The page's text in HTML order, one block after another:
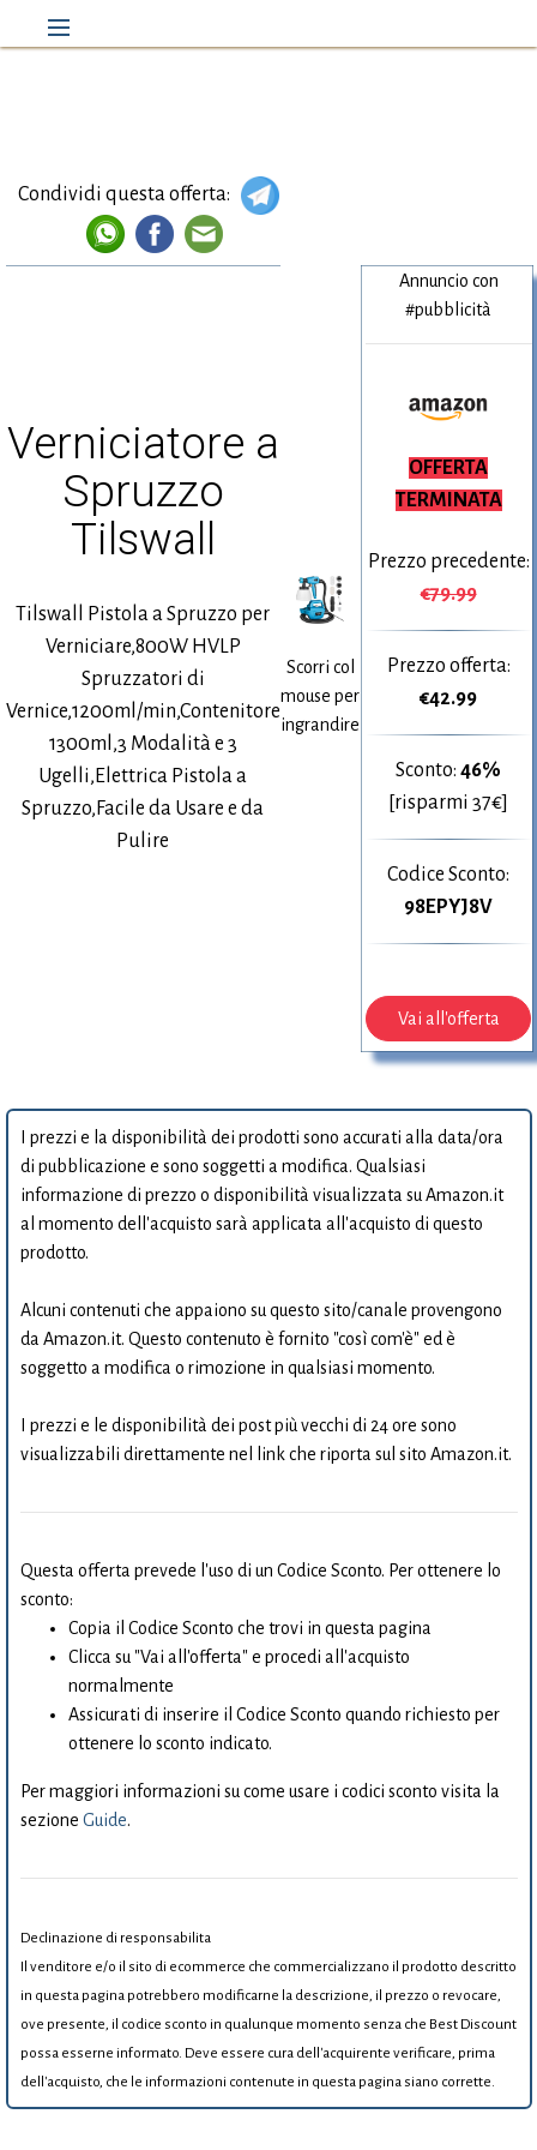
Condividi questa offerta:
Verniciatore a
Spruzzo
Tilswall
Tilswall Pistola a Spruzzo per
Verniciare,800W HVLP
Spruzzatori di
Vernice,1200ml/min,Contenitore
1300ml,3 Modalità e 3
Ugelli,Elettrica Pistola a
Spruzzo,Facile da Usare e da
Pulire
Scorri col
mouse per
ingrandire
Annuncio con
#pubblicità
OFFERTA
TERMINATA
Prezzo precedente:
€79.99
Prezzo offerta:
€42.99
Sconto: 46%
[risparmi 37€]
Codice Sconto:
98EPYJ8V
Vai all'offerta
I prezzi e la disponibilità dei prodotti sono accurati alla data/ora
di pubblicazione e sono soggetti a modifica. Qualsiasi
informazione di prezzo o disponibilità visualizzata su Amazon.it
al momento dell'acquisto sarà applicata all'acquisto di questo
prodotto.
Alcuni contenuti che appaiono su questo sito/canale provengono
da Amazon.it. Questo contenuto è fornito "così com'è" ed è
soggetto a modifica o rimozione in qualsiasi momento.
I prezzi e le disponibilità dei post più vecchi di 24 ore sono
visualizzabili direttamente nel link che riporta sul sito Amazon.it.
Questa offerta prevede l'uso di un Codice Sconto. Per ottenere lo
sconto:
Copia il Codice Sconto che trovi in questa pagina
Clicca su "Vai all'offerta" e procedi all'acquisto
normalmente
Assicurati di inserire il Codice Sconto quando richiesto per
ottenere lo sconto indicato.
Per maggiori informazioni su come usare i codici sconto visita la
sezione Guide.
Declinazione di responsabilita
Il venditore e/o il sito di ecommerce che commercializzano il prodotto descritto
in questa pagina potrebbero modificarne la descrizione, il prezzo o revocare,
ove presente, il codice sconto in qualunque momento senza che Best Discount
possa esserne informato. Deve essere cura dell'acquirente verificare, prima
dell'acquisto, che le informazioni contenute in questa pagina siano corrette.